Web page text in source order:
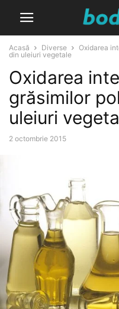
Acasă Diverse
Oxidarea
din uleiuri vegetale
Oxidarea
grăsimilor
uleiuri
2 octombrie 2015